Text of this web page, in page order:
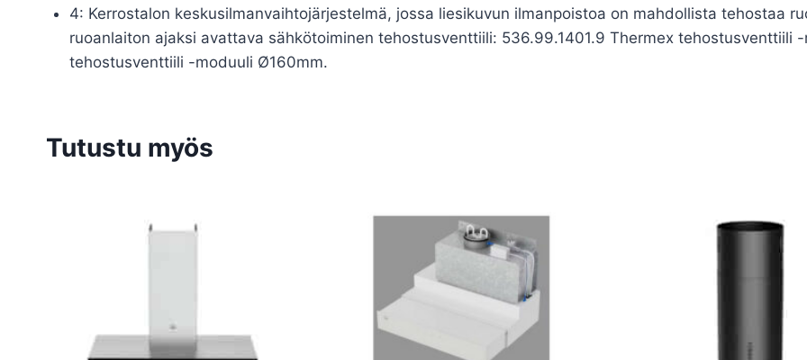
4: Kerrostalon keskusilmanvaihtojärjestelmä, jossa liesikuvun ilmanpoistoa on mahdollista tehostaa
ruoanlaiton ajaksi avattava sähkötoiminen tehostusventtiili: 536.99.1401.9 Thermex tehostusventtiili
tehostusventtiili -moduuli Ø160mm.
Tutustu myös